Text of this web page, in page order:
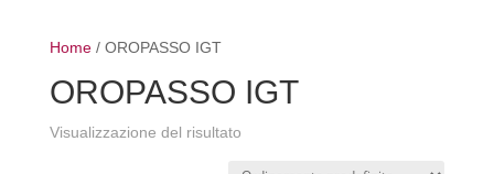
Home/ OROPASSO IGT
OROPASSO IGT
Visualizzazione del risultato